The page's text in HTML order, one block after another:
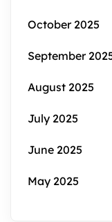
October 2025
September
August 2025
July 2025
June 2025
May 2025